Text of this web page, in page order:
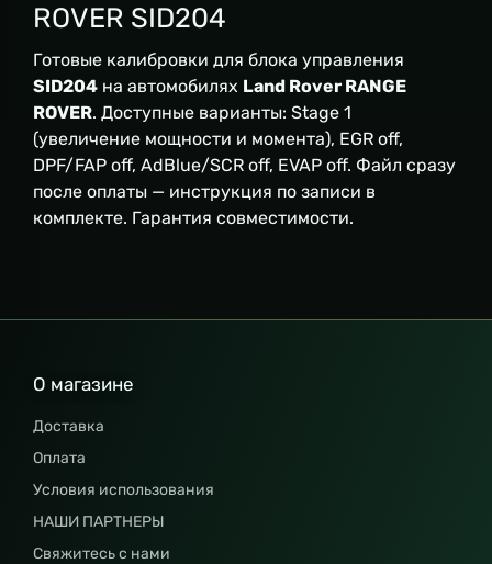
ROVER SID204
Готовые калибровки для блока управления
SID204 на автомобилях Land Rover RANGE
ROVER. Доступные варианты: Stage 1
(увеличение мощности и момента), EGR off,
DPF/FAP off, AdBlue/SCR off, EVAP off. Файл сразу
после оплаты — инструкция по записи в
комплекте. Гарантия совместимости.
О магазине
Доставка
Оплата
Условия использования
НАШИ ПАРТНЕРЫ
Свяжитесь с нами